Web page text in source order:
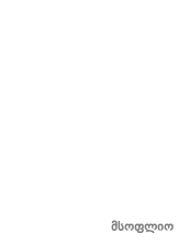
მსოფლიო